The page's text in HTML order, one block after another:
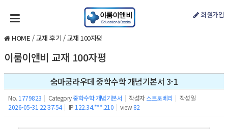
회원가입
HOME /교재 후기 /교재 100자평
이룸이앤비 교재 100자평
숨마쿰라우데 중학수학 개념기본서 3-1
No. 1779823 | Category중학수학 개념기본서 | 작성자 스트로베리 | 작성일
2026-05-31 22:37:54 | IP 122.34.***.210 | view 82